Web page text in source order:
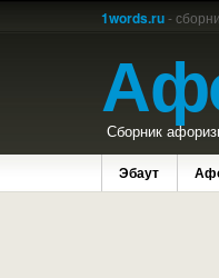
1words.ru-
Сборник
Эбаут